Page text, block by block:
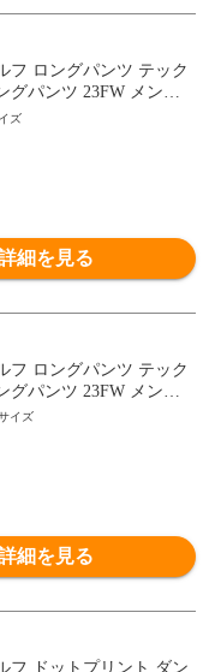
フ ロングパンツ テック
グパンツ 23FW メンズ C
ア 2023年秋冬モデル C
ェア ボトムス
ズ
細を見る
フ ロングパンツ テック
グパンツ 23FW メンズ C
ア 2023年秋冬モデル C
ェア ボトムス
イズ
細を見る
フ ドットプリント ダン